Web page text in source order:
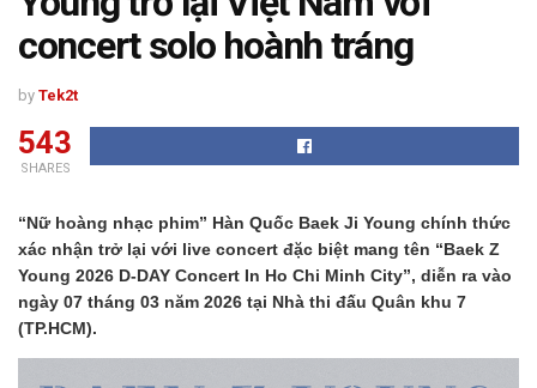
concert solo hoành tráng
by Tek2t
543
SHARES
“Nữ hoàng nhạc phim” Hàn Quốc Baek Ji Young chính thức
xác nhận trở lại với live concert đặc biệt mang tên “Baek Z
Young 2026 D-DAY Concert In Ho Chi Minh City”, diễn ra vào
ngày 07 tháng 03 năm 2026 tại Nhà thi đấu Quân khu 7
(TP.HCM).